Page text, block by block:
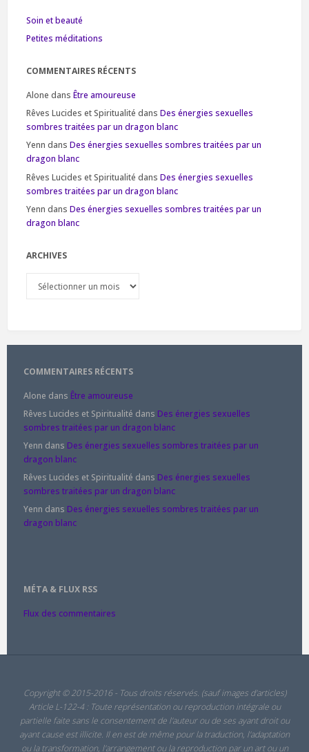
Soin et beauté
Petites méditations
COMMENTAIRES RÉCENTS
Alone dans Être amoureuse
Rêves Lucides et Spiritualité dans Des énergies sexuelles
sombres traitées par un dragon blanc
Yenn dans Des énergies sexuelles sombres traitées par un
dragon blanc
Rêves Lucides et Spiritualité dans Des énergies sexuelles
sombres traitées par un dragon blanc
Yenn dans Des énergies sexuelles sombres traitées par un
dragon blanc
ARCHIVES
COMMENTAIRES RÉCENTS
Alone dans Être amoureuse
Rêves Lucides et Spiritualité dans Des énergies sexuelles
sombres traitées par un dragon blanc
Yenn dans Des énergies sexuelles sombres traitées par un
dragon blanc
Rêves Lucides et Spiritualité dans Des énergies sexuelles
sombres traitées par un dragon blanc
Yenn dans Des énergies sexuelles sombres traitées par un
dragon blanc
MÉTA & FLUX RSS
Flux des commentaires
Copyright © 2015-2016 - Tous droits réservés. (sauf images d'articles)
Article L-122-4 : Toute représentation ou reproduction intégrale ou
partielle faite sans le consentement de l'auteur ou de ses ayant droit ou
ayant cause est illicite. Il en est de même pour la traduction, l'adaptation
ou la transformation, l'arrangement ou la reproduction par un art ou un